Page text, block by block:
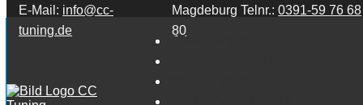
Zum Inhalt springen
E-Mail: info@cc-
tuning.de
Magdeburg Telnr.:0391-59 76 68
80
STARTSEITE